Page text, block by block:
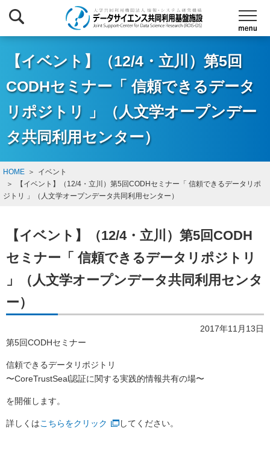
【イベント】（12/4・立川）第5回
CODHセミナー「 信頼できるデータ
リポジトリ 」（人文学オープンデー
タ共同利用センター）
HOME
イベント
【イベント】（12/4・立川）第5回CODHセミナー「 信頼できるデータリポ
ジトリ 」（人文学オープンデータ共同利用センター）
【イベント】（12/4・立川）第5回CODH
セミナー「 信頼できるデータリポジトリ
」（人文学オープンデータ共同利用センタ
ー）
2017年11月13日
第5回CODHセミナー
信頼できるデータリポジトリ
〜CoreTrustSeal認証に関する実践的情報共有の場〜
を開催します。
詳しくはこちらをクリック してください。